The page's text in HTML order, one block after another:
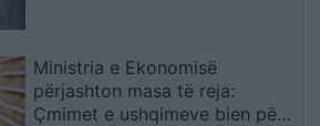
Ministria e Ekonomisë
përjashton masa të reja:
Çmimet e ushqimeve bien për